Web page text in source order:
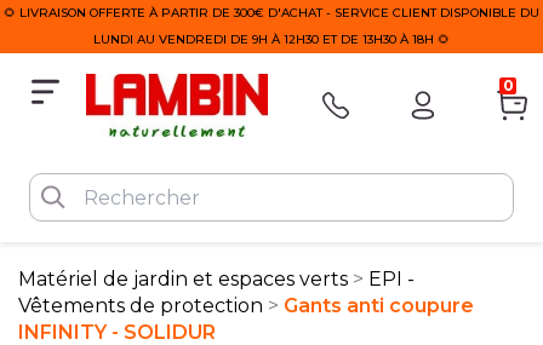
🌻 LIVRAISON OFFERTE À PARTIR DE 300€ D'ACHAT - SERVICE CLIENT DISPONIBLE DU
LUNDI AU VENDREDI DE 9H À 12H30 ET DE 13H30 À 18H 🌻
0
Matériel de jardin et espaces verts
EPI -
Vêtements de protection
Gants anti coupure
INFINITY - SOLIDUR